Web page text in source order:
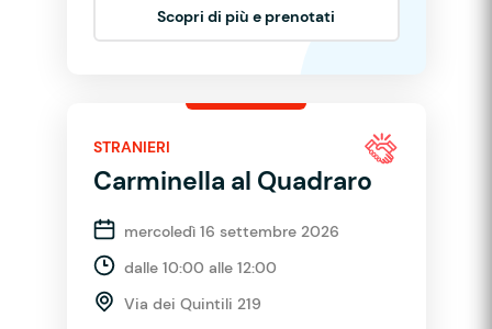
Scopri di più e prenotati
STRANIERI
Carminella al Quadraro
mercoledì 16 settembre 2026
dalle 10:00 alle 12:00
Via dei Quintili 219